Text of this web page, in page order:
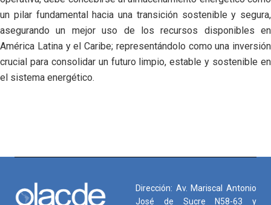
un pilar fundamental hacia una transición sostenible y segura,
asegurando un mejor uso de los recursos disponibles en
América Latina y el Caribe; representándolo como una inversión
crucial para consolidar un futuro limpio, estable y sostenible en
el sistema energético.
Dirección: Av. Mariscal Antonio
José de Sucre N58-63 y